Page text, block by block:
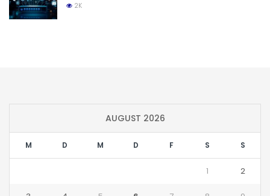
2K
AUGUST 2026
M D M D F S S
1 2